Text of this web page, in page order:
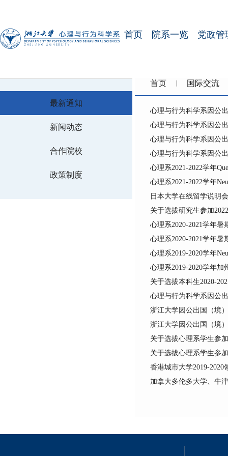
首页 院系一览 党政管
最新通知
新闻动态
合作院校
政策制度
首页 国际交流
心理与行为科学系因公
心理与行为科学系因公
心理与行为科学系因公
心理与行为科学系因公
心理系2021-2022学年
心理系2021-2022学年
日本大学在线留学说明
关于选拔研究生参加
心理系2020-2021学年暑
心理系2020-2021学年暑
心理系2019-2020学年
心理系2019-2020学年
关于选拔本科生2020-
心理与行为科学系因公
浙江大学因公出国（境
浙江大学因公出国（境
关于选拔心理系学生参
关于选拔心理系学生参
香港城市大学2019-
加拿大多伦多大学、牛